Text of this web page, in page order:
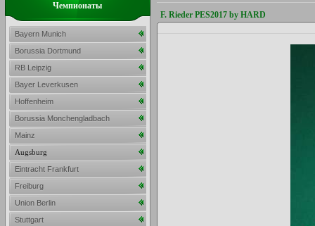
F. Rieder PES2017 by HARD
Чемпионаты
Bayern Munich
Borussia Dortmund
RB Leipzig
Bayer Leverkusen
Hoffenheim
Borussia Monchengladbach
Mainz
Augsburg
Eintracht Frankfurt
Freiburg
Union Berlin
Stuttgart